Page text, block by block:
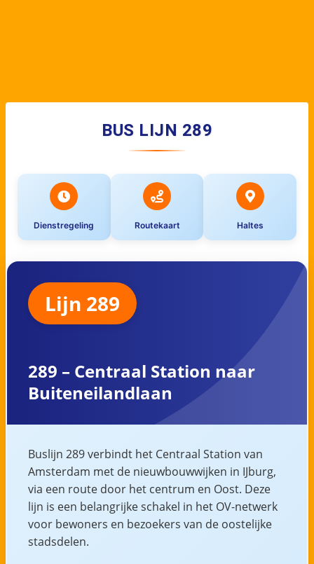
BUS LIJN 289
Dienstregeling Routekaart Haltes
Lijn 289
289 – Centraal Station naar
Buiteneilandlaan
Buslijn 289 verbindt het Centraal Station van
Amsterdam met de nieuwbouwwijken in IJburg,
via een route door het centrum en Oost. Deze
lijn is een belangrijke schakel in het OV-netwerk
voor bewoners en bezoekers van de oostelijke
stadsdelen.